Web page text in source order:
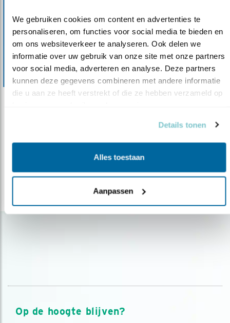
We gebruiken cookies om content en advertenties te
personaliseren, om functies voor social media te bieden en
om ons websiteverkeer te analyseren. Ook delen we
informatie over uw gebruik van onze site met onze partners
voor social media, adverteren en analyse. Deze partners
kunnen deze gegevens combineren met andere informatie
die u aan ze heeft verstrekt of die ze hebben verzameld op
Details tonen
Alles toestaan
Aanpassen
Webinars van Studio Meer IJsselmeer
27.01.21Doe mee met de drie online bijeenkomsten in
Op de hoogte blijven?